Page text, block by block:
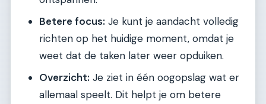
Betere focus: Je kunt je aandacht volledig
richten op het huidige moment, omdat je
weet dat de taken later weer opduiken.
Overzicht: Je ziet in één oogopslag wat er
allemaal speelt. Dit helpt je om betere